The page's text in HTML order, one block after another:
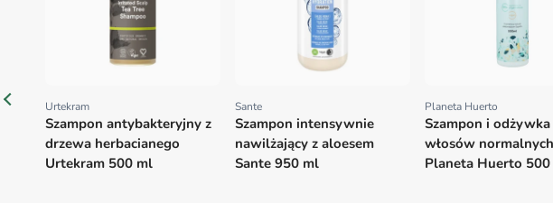
Proveedor:
Urtekram
Szampon antybakteryjny z
drzewa herbacianego
Urtekram 500 ml
Proveedor:
Sante
Szampon intensywnie
nawilżający z aloesem
Sante 950 ml
Proveedor:
Planeta Huerto
Szampon i odżywka
włosów normalnych
Planeta Huerto